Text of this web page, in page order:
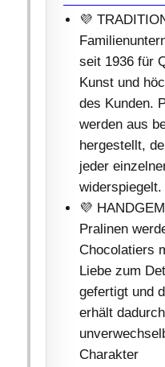
💜
seit 1936 für
Kunst und
des Kunden.
werden aus
hergestellt,
jeder
widerspiegelt.
💜
Pralinen
Chocolatiers
Liebe zum
gefertigt und
erhält
Charakter